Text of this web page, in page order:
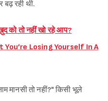
बढ़ रही थी.
को तो नहीं खो रहे आप?
Losing Yourself In A
मानसी तो नहीं?" किसी भूले